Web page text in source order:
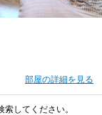
部屋の詳細を見る
してください。